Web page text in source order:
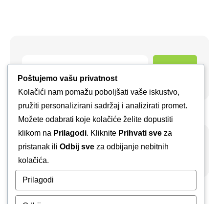
Pretraga
Arhiva
Poštujemo vašu privatnost
Kolačići nam pomažu poboljšati vaše iskustvo,
pružiti personalizirani sadržaj i analizirati promet.
Možete odabrati koje kolačiće želite dopustiti
klikom na Prilagodi. Kliknite Prihvati sve za
pristanak ili Odbij sve za odbijanje nebitnih
kolačića.
Prilagodi